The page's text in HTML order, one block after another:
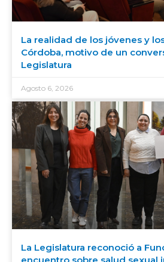
La realidad de los jóvenes y
Córdoba, motivo de un
Legislatura
Agosto 6, 2026
La Legislatura reconoció a
encuentro sobre salud sexual